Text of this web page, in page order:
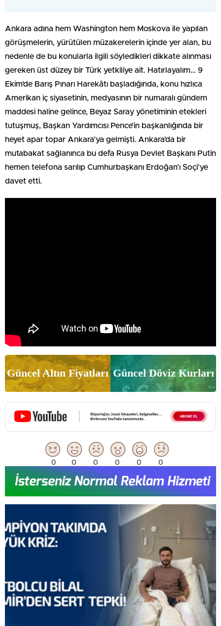
Ankara adına hem Washington hem Moskova ile yapılan
görüşmelerin, yürütülen müzakerelerin içinde yer alan, bu
nedenle de bu konularla ilgili söyledikleri dikkate alınması
gereken üst düzey bir Türk yetkiliye ait. Hatırlayalım… 9
Ekim’de Barış Pınarı Harekâtı başladığında, konu hızlıca
Amerikan iç siyasetinin, medyasının bir numaralı gündem
maddesi haline gelince, Beyaz Saray yönetiminin etekleri
tutuşmuş, Başkan Yardımcısı Pence’in başkanlığında bir
heyet apar topar Ankara’ya gelmişti. Ankara’da bir
mutabakat sağlanınca bu defa Rusya Devlet Başkanı Putin
hemen telefona sarılıp Cumhurbaşkanı Erdoğan’ı Soçi’ye
davet etti.
Güncel Altın Fiyatları Güncel Döviz Kurları
0 0 0 0 0 0